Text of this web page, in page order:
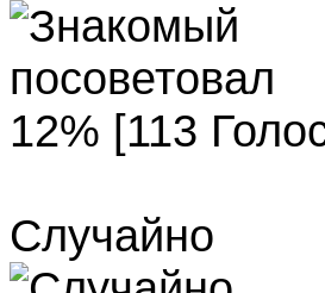
12% [113
Случайно